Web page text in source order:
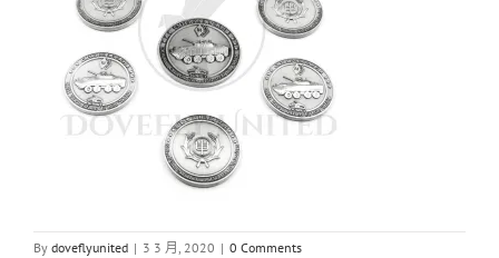
By doveflyunited | 3 3 月, 2020 | 0 Comments